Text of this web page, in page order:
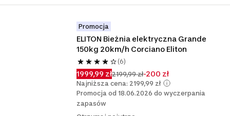
Promocja
ELITON Bieżnia elektryczna Grande
150kg 20km/h Corciano Eliton
(6)
1999,99 zł2199,99 zł-200 zł
Najniższa cena: 2199,99 zł
Promocja od 18.06.2026 do wyczerpania
zapasów